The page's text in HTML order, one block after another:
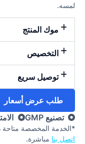
لمسه.
موك المنتج
التخصيص
توصيل سريع
طلب عرض أسعار
تصنيع GMP
*الخدمة المخصصة متاحة
اتصل بنا مباشرة.